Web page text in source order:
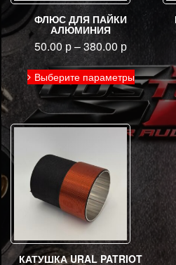
ФЛЮС ДЛЯ ПАЙКИ
АЛЮМИНИЯ
50.00р–380.00 р
Выберите параметры
Этот
товар
имеет
несколько
Опции
можно
выбрать
странице
товара.
КАТУШКА URAL PATRIOT